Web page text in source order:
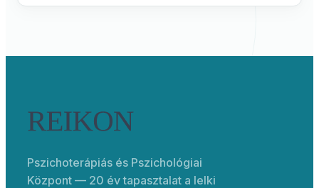
Pszichoterápiás és Pszichológiai
Központ — 20 év tapasztalat a lelki